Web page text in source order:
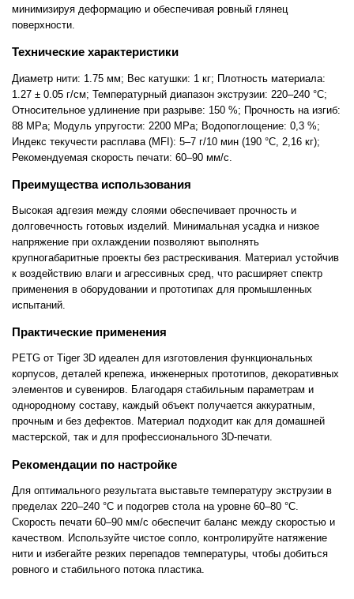
минимизируя деформацию и обеспечивая ровный глянец
поверхности.
Технические характеристики
Диаметр нити: 1.75 мм; Вес катушки: 1 кг; Плотность материала:
1.27 ± 0.05 г/см; Температурный диапазон экструзии: 220–240 °C;
Относительное удлинение при разрыве: 150 %; Прочность на изгиб:
88 MPa; Модуль упругости: 2200 MPa; Водопоглощение: 0,3 %;
Индекс текучести расплава (MFI): 5–7 г/10 мин (190 °C, 2,16 кг);
Рекомендуемая скорость печати: 60–90 мм/с.
Преимущества использования
Высокая адгезия между слоями обеспечивает прочность и
долговечность готовых изделий. Минимальная усадка и низкое
напряжение при охлаждении позволяют выполнять
крупногабаритные проекты без растрескивания. Материал устойчив
к воздействию влаги и агрессивных сред, что расширяет спектр
применения в оборудовании и прототипах для промышленных
испытаний.
Практические применения
PETG от Tiger 3D идеален для изготовления функциональных
корпусов, деталей крепежа, инженерных прототипов, декоративных
элементов и сувениров. Благодаря стабильным параметрам и
однородному составу, каждый объект получается аккуратным,
прочным и без дефектов. Материал подходит как для домашней
мастерской, так и для профессионального 3D-печати.
Рекомендации по настройке
Для оптимального результата выставьте температуру экструзии в
пределах 220–240 °C и подогрев стола на уровне 60–80 °C.
Скорость печати 60–90 мм/с обеспечит баланс между скоростью и
качеством. Используйте чистое сопло, контролируйте натяжение
нити и избегайте резких перепадов температуры, чтобы добиться
ровного и стабильного потока пластика.